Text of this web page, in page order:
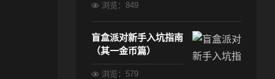
浏览：849
盲盒派对新手入坑指南
（其一金币篇）
浏览：579